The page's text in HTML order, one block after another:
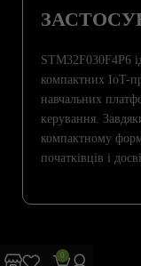
STM32F030F4P6
компактних IoT-
навчальних
керування.
компактному
початківців і
0